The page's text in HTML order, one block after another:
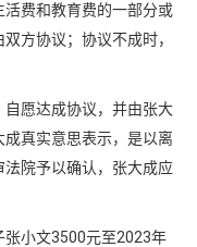
费和教育费的一部分或
方协议；协议不成时，
愿达成协议，并由张大
真实意思表示，是以离
院予以确认，张大成应
张小文3500元至2023年